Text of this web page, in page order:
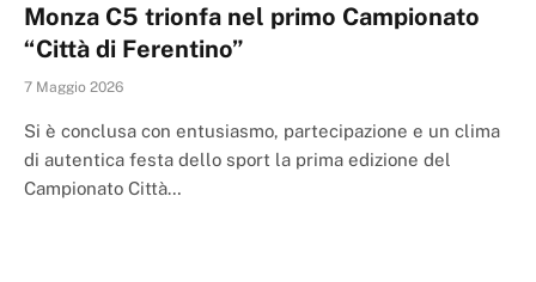
Monza C5 trionfa nel primo Campionato
“Città di Ferentino”
7 Maggio 2026
Si è conclusa con entusiasmo, partecipazione e un clima
di autentica festa dello sport la prima edizione del
Campionato Città…